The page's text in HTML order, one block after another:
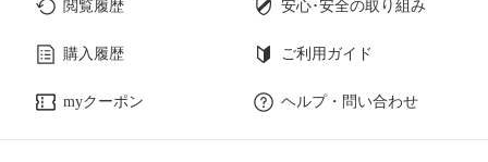
閲覧履歴 安心･安全の取り組み
購入履歴 ご利用ガイド
myクーポン ヘルプ・問い合わせ